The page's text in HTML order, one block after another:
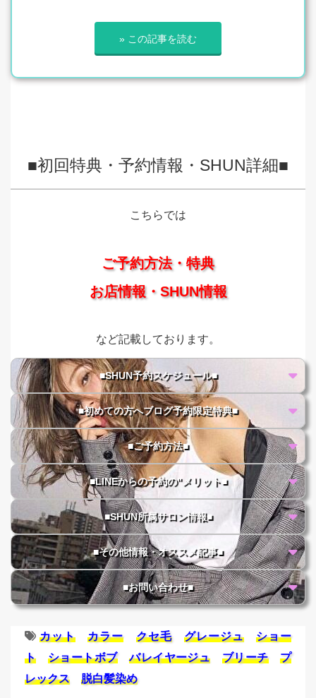
» この記事を読む
■初回特典・予約情報・SHUN詳細■
こちらでは
ご予約方法・特典
お店情報・SHUN情報
など記載しております。
■SHUN予約スケジュール■
■初めての方へブログ予約限定特典■
■ご予約方法■
■LINEからの予約の"メリット■
■SHUN所属サロン情報■
■その他情報・オススメ記事■
■お問い合わせ■
カット カラー クセ毛 グレージュ
ショー
ト
ショートボブ バレイヤージュ ブリーチ
プ
レックス
脱白髪染め